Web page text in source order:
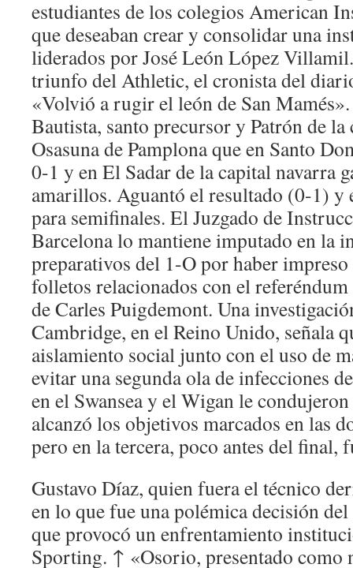
estudiantes de los colegios American
que deseaban crear y consolidar una
liderados por José León López
triunfo del Athletic, el cronista del
«Volvió a rugir el león de San
Bautista, santo precursor y Patrón de
Osasuna de Pamplona que en Santo
0-1 y en El Sadar de la capital navarra
amarillos. Aguantó el resultado (0-1) y
para semifinales. El Juzgado de
Barcelona lo mantiene imputado en la
preparativos del 1-O por haber
folletos relacionados con el
de Carles Puigdemont. Una
Cambridge, en el Reino Unido, señala
aislamiento social junto con el uso de
evitar una segunda ola de infecciones
en el Swansea y el Wigan le
alcanzó los objetivos marcados en las
pero en la tercera, poco antes del final,
Gustavo Díaz, quien fuera el técnico
en lo que fue una polémica decisión
que provocó un enfrentamiento
Sporting. ↑ «Osorio, presentado como